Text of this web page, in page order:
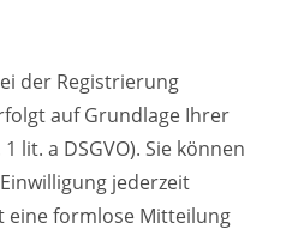
der Registrierung
auf Grundlage Ihrer
lit. a DSGVO). Sie können
jederzeit
eine formlose Mitteilung